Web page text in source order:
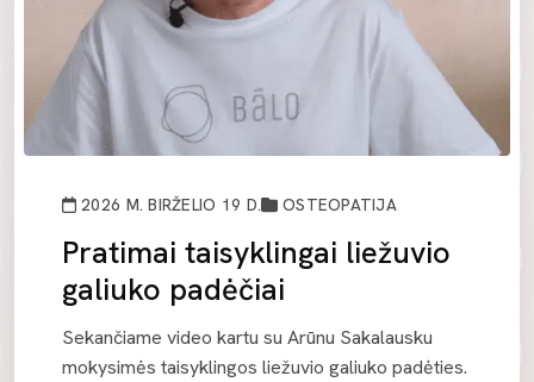
2026 M. BIRŽELIO 19 D. OSTEOPATIJA
Pratimai taisyklingai liežuvio
galiuko padėčiai
Sekančiame video kartu su Arūnu Sakalausku
mokysimės taisyklingos liežuvio galiuko padėties.